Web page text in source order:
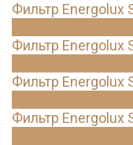
Фильтр Energolux
Фильтр Energolux
Фильтр Energolux
Фильтр Energolux